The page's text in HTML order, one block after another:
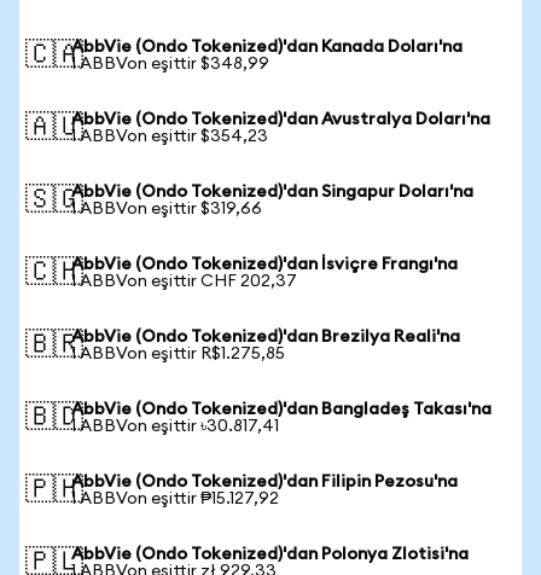
🇨🇦AbbVie (Ondo Tokenized)'dan Kanada Doları'na
1 ABBVon eşittir $348,99
🇦🇺AbbVie (Ondo Tokenized)'dan Avustralya Doları'na
1 ABBVon eşittir $354,23
🇸🇬AbbVie (Ondo Tokenized)'dan Singapur Doları'na
1 ABBVon eşittir $319,66
🇨🇭AbbVie (Ondo Tokenized)'dan İsviçre Frangı'na
1 ABBVon eşittir CHF 202,37
🇧🇷AbbVie (Ondo Tokenized)'dan Brezilya Reali'na
1 ABBVon eşittir R$1.275,85
🇧🇩AbbVie (Ondo Tokenized)'dan Bangladeş Takası'na
1 ABBVon eşittir ৳30.817,41
🇵🇭AbbVie (Ondo Tokenized)'dan Filipin Pezosu'na
1 ABBVon eşittir ₱15.127,92
🇵🇱AbbVie (Ondo Tokenized)'dan Polonya Zlotisi'na
1 ABBVon eşittir zł 929,33